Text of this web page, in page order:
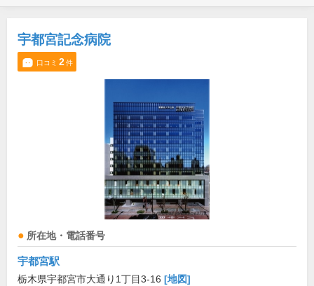
宇都宮記念病院
口コミ 2件
所在地・電話番号
宇都宮駅
栃木県宇都宮市大通り1丁目3-16 [地図]